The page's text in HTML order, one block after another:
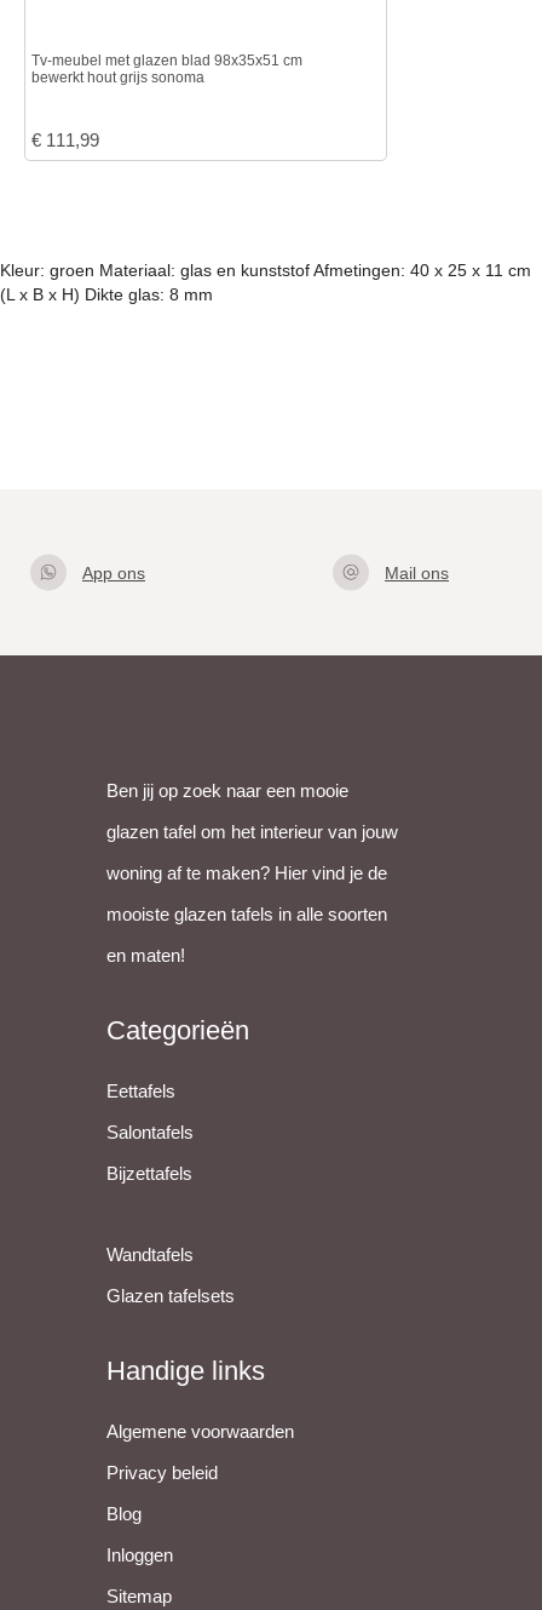
Tv-meubel met glazen blad 98x35x51 cm
bewerkt hout grijs sonoma
€ 111,99
Kleur: groen Materiaal: glas en kunststof Afmetingen: 40 x 25 x 11 cm
(L x B x H) Dikte glas: 8 mm
App ons
Mail ons
Ben jij op zoek naar een mooie
glazen tafel om het interieur van jouw
woning af te maken? Hier vind je de
mooiste glazen tafels in alle soorten
en maten!
Categorieën
Eettafels
Salontafels
Bijzettafels
Wandtafels
Glazen tafelsets
Handige links
Algemene voorwaarden
Privacy beleid
Blog
Inloggen
Sitemap